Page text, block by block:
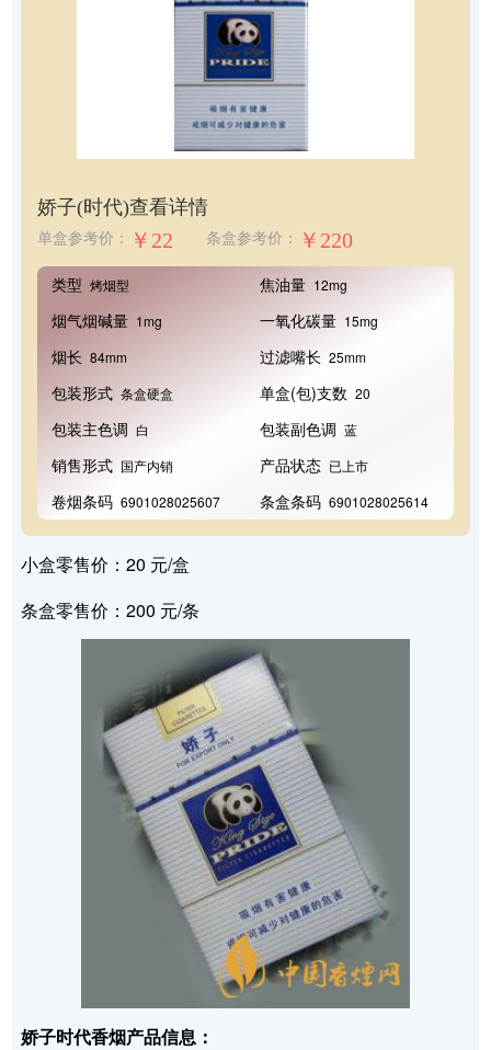
娇子(时代)查看详情
单盒参考价： ￥22 条盒参考价： ￥220
类型 烤烟型 焦油量 12mg
烟气烟碱量 1mg 一氧化碳量 15mg
烟长 84mm 过滤嘴长 25mm
包装形式 条盒硬盒 单盒(包)支数 20
包装主色调 白 包装副色调 蓝
销售形式 国产内销 产品状态 已上市
卷烟条码 6901028025607 条盒条码 6901028025614
小盒零售价：20 元/盒
条盒零售价：200 元/条
娇子时代香烟产品信息：